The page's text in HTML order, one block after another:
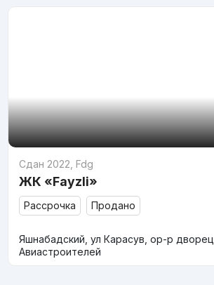
Сдан 2022 Fdg
ЖК «Fayzli»
Рассрочка Продано
Яшнабадский, ул Карасув, ор-р дворец
Авиастроителей